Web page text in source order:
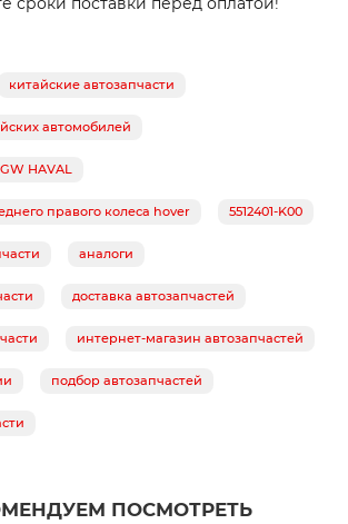
китайские автозапчасти
автомобилей
HAVAL
правого колеса hover 5512401-K00
аналоги
доставка автозапчастей
интернет-магазин автозапчастей
подбор автозапчастей
ПОСМОТРЕТЬ